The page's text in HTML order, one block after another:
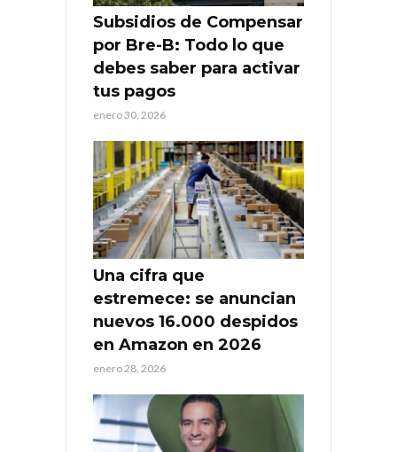
Subsidios de Compensar
por Bre-B: Todo lo que
debes saber para activar
tus pagos
enero 30, 2026
Una cifra que
estremece: se anuncian
nuevos 16.000 despidos
en Amazon en 2026
enero 28, 2026